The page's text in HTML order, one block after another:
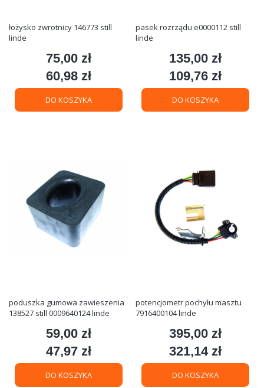
łożysko zwrotnicy 146773 still
linde
Cena
75,00 zł
Cena
60,98 zł
DO KOSZYKA
pasek rozrządu e0000112 still
linde
Cena
135,00 zł
Cena
109,76 zł
DO KOSZYKA
poduszka gumowa zawieszenia
138527 still 0009640124 linde
Cena
59,00 zł
Cena
47,97 zł
DO KOSZYKA
potencjometr pochyłu masztu
7916400104 linde
Cena
395,00 zł
Cena
321,14 zł
DO KOSZYKA